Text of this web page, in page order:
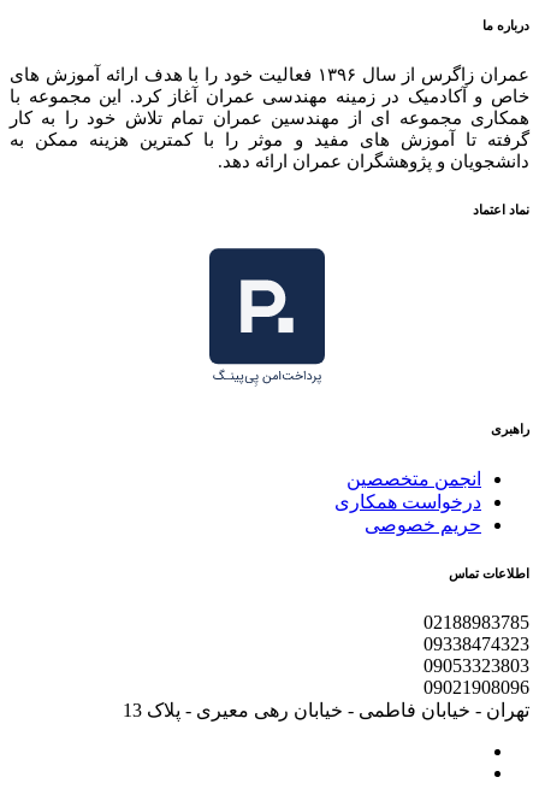
درباره ما
عمران زاگرس از سال ۱۳۹۶ فعالیت خود را با هدف ارائه آموزش های
خاص و آکادمیک در زمینه مهندسی عمران آغاز کرد. این مجموعه با
همکاری مجموعه ای از مهندسین عمران تمام تلاش خود را به کار
گرفته تا آموزش های مفید و موثر را با کمترین هزینه ممکن به
دانشجویان و پژوهشگران عمران ارائه دهد.
نماد اعتماد
راهبری
انجمن متخصصین
درخواست همکاری
حریم خصوصی
اطلاعات تماس
02188983785
09338474323
09053323803
09021908096
تهران - خیابان فاطمی - خیابان رهی معیری - پلاک 13